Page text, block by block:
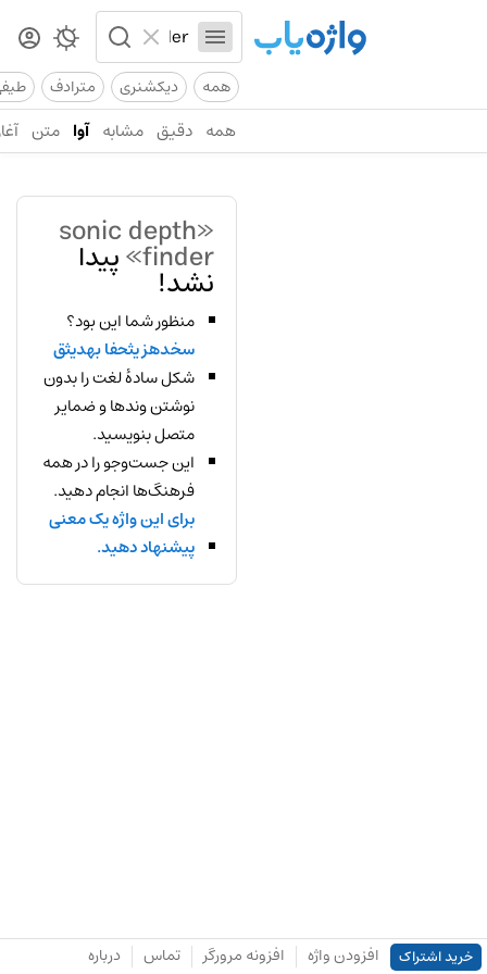
همه دیکشنری مترادف
همه دقیق مشابه آوا متن
«sonic depth
finder» پیدا
نشد!
منظور شما این بود؟
سخدهز یثحفا بهدیثق
شکل سادهٔ لغت را بدون
نوشتن وندها و ضمایر
متصل بنویسید.
این جست‌وجو را در همه
فرهنگ‌ها انجام دهید.
برای این واژه یک معنی
پیشنهاد دهید.
خرید اشتراک افزودن واژه افزونه مرورگر تماس درباره